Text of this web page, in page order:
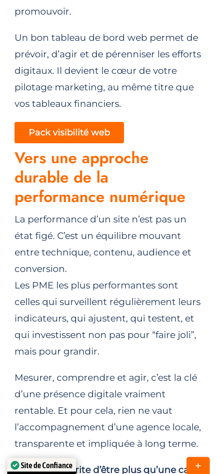
promouvoir.
Un bon tableau de bord web permet de
prévoir, d’agir et de pérenniser les efforts
digitaux. Il devient le cœur de votre
pilotage marketing, au même titre que
vos tableaux financiers.
Pack visibilité web
Vers une approche
durable de la
performance numérique
La performance d’un site n’est pas un
état figé. C’est un équilibre mouvant
entre technique, contenu, audience et
conversion.
Les PME les plus performantes sont
celles qui surveillent régulièrement leurs
indicateurs, qui ajustent, qui testent, et
qui investissent non pas pour “faire joli”,
mais pour grandir.
Mesurer, comprendre et agir, c’est la clé
d’une présence digitale vraiment
rentable. Et pour cela, rien ne vaut
l’accompagnement d’une agence locale,
transparente et impliquée à long terme.
Votre site mérite d’être plus qu’une carte
Site de Confiance
Certifié par: Trustindex